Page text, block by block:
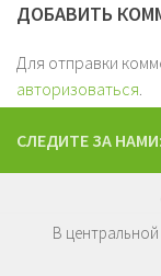
ДОБАВИТЬ
Для отправки
авторизоваться.
СЛЕДИТЕ ЗА НАМИ:
В